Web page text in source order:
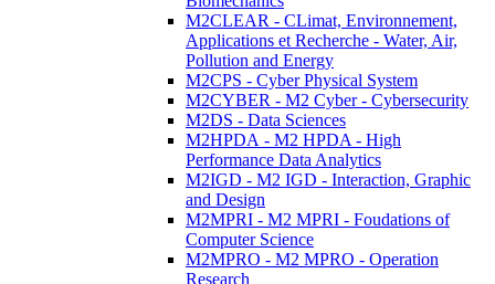
M2CLEAR - CLimat, Environnement,
Applications et Recherche - Water, Air,
Pollution and Energy
M2CPS - Cyber Physical System
M2CYBER - M2 Cyber - Cybersecurity
M2DS - Data Sciences
M2HPDA - M2 HPDA - High
Performance Data Analytics
M2IGD - M2 IGD - Interaction, Graphic
and Design
M2MPRI - M2 MPRI - Foudations of
Computer Science
M2MPRO - M2 MPRO - Operation
Research